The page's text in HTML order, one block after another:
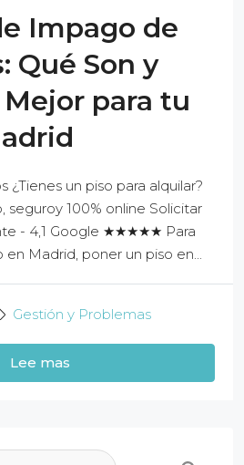
Impago de
Qué Son y
Mejor para tu
un piso para alquilar?
seguroy 100% online Solicitar
- 4,1 Google ★★★★★ Para
Madrid, poner un piso en...
Gestión y Problemas
Lee mas